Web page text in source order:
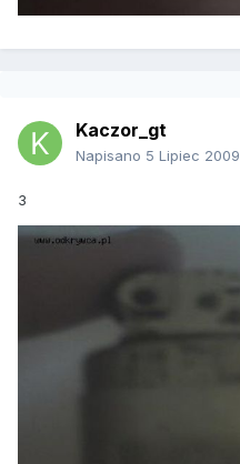
Kaczor_gt
Napisano 5 Lipiec 2009
3